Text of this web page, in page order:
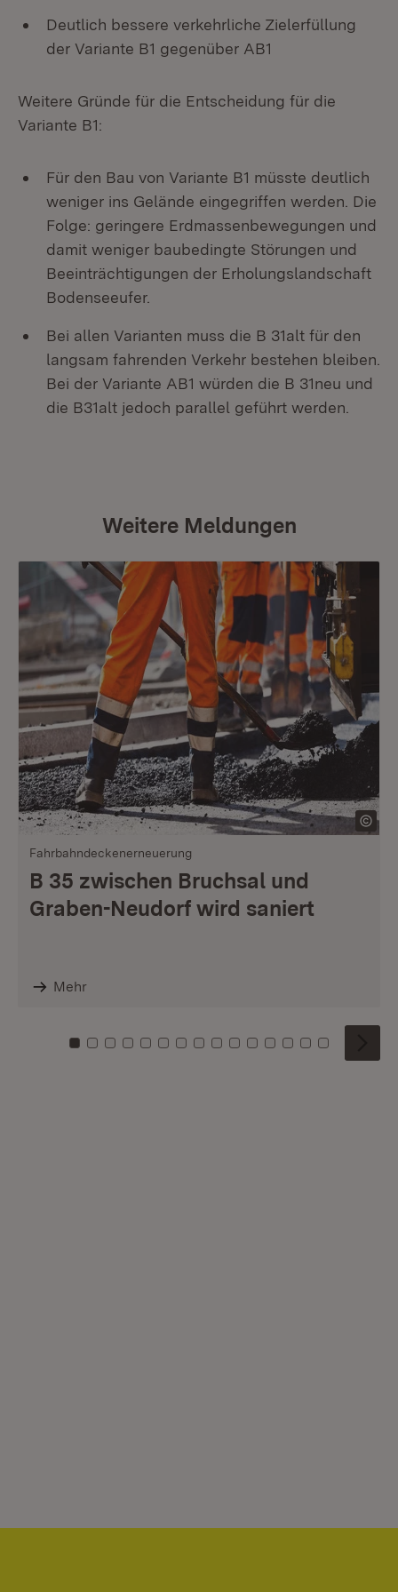
Deutlich bessere verkehrliche Zielerfüllung
der Variante B1 gegenüber AB1
Weitere Gründe für die Entscheidung für die
Variante B1:
Für den Bau von Variante B1 müsste deutlich
weniger ins Gelände eingegriffen werden. Die
Folge: geringere Erdmassenbewegungen und
damit weniger baubedingte Störungen und
Beeinträchtigungen der Erholungslandschaft
Bodenseeufer.
Bei allen Varianten muss die B 31alt für den
langsam fahrenden Verkehr bestehen bleiben.
Bei der Variante AB1 würden die B 31neu und
die B31alt jedoch parallel geführt werden.
Weitere Meldungen
Fahrbahndeckenerneuerung
B 35 zwischen Bruchsal und
Graben-Neudorf wird saniert
Mehr
Zu Kachel: 0
Zu Kachel: 1
Zu Kachel: 2
Zu Kachel: 3
Zu Kachel: 4
Zu Kachel: 5
Zu Kachel: 6
Zu Kachel: 7
Zu Kachel: 8
Zu Kachel: 9
Zu Kachel: 10
Zu Kachel: 11
Zu Kachel: 12
Zu Kachel:
Zu